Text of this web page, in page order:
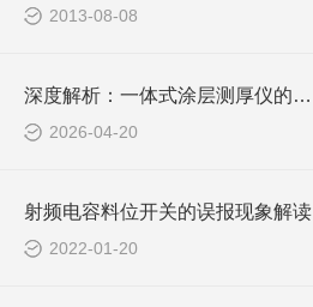
2013-08-08
深度解析：一体式涂层测厚仪的正确使用方法全攻略
2026-04-20
射频电容料位开关的误报现象解读
2022-01-20